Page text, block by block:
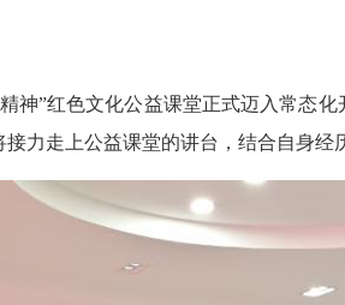
神”红色文化公益课堂正式迈入常态
力走上公益课堂的讲台，结合自身经